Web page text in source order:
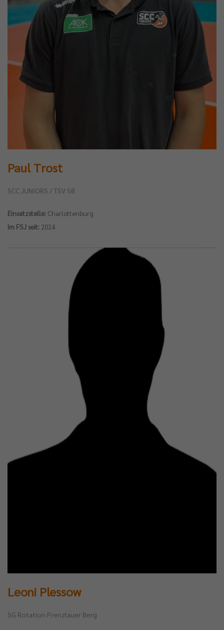
Paul Trost
SCC JUNIORS / TSV 58
Einsatzstelle: Charlottenburg
Im FSJ seit: 2024
Leoni Plessow
SG Rotation Prenzlauer Berg